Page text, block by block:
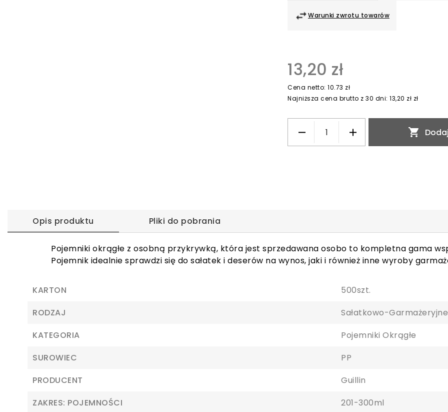
Warunki zwrotu towarów
13,20 zł
Cena netto: 10.73 zł
Najniższa cena brutto z 30 dni: 13,20 zł zł

Opis produktu Pliki do pobrania
Pojemniki okrągłe z osobną przykrywką, która jest sprzedawana osobo to kompletna gama
Pojemnik idealnie sprawdzi się do sałatek i deserów na wynos, jaki i również inne wyroby
KARTON
500szt.
RODZAJ
Sałatkowo-Garmażeryjne
KATEGORIA
Pojemniki Okrągłe
SUROWIEC
PP
PRODUCENT
Guillin
ZAKRES: POJEMNOŚCI
201-300ml